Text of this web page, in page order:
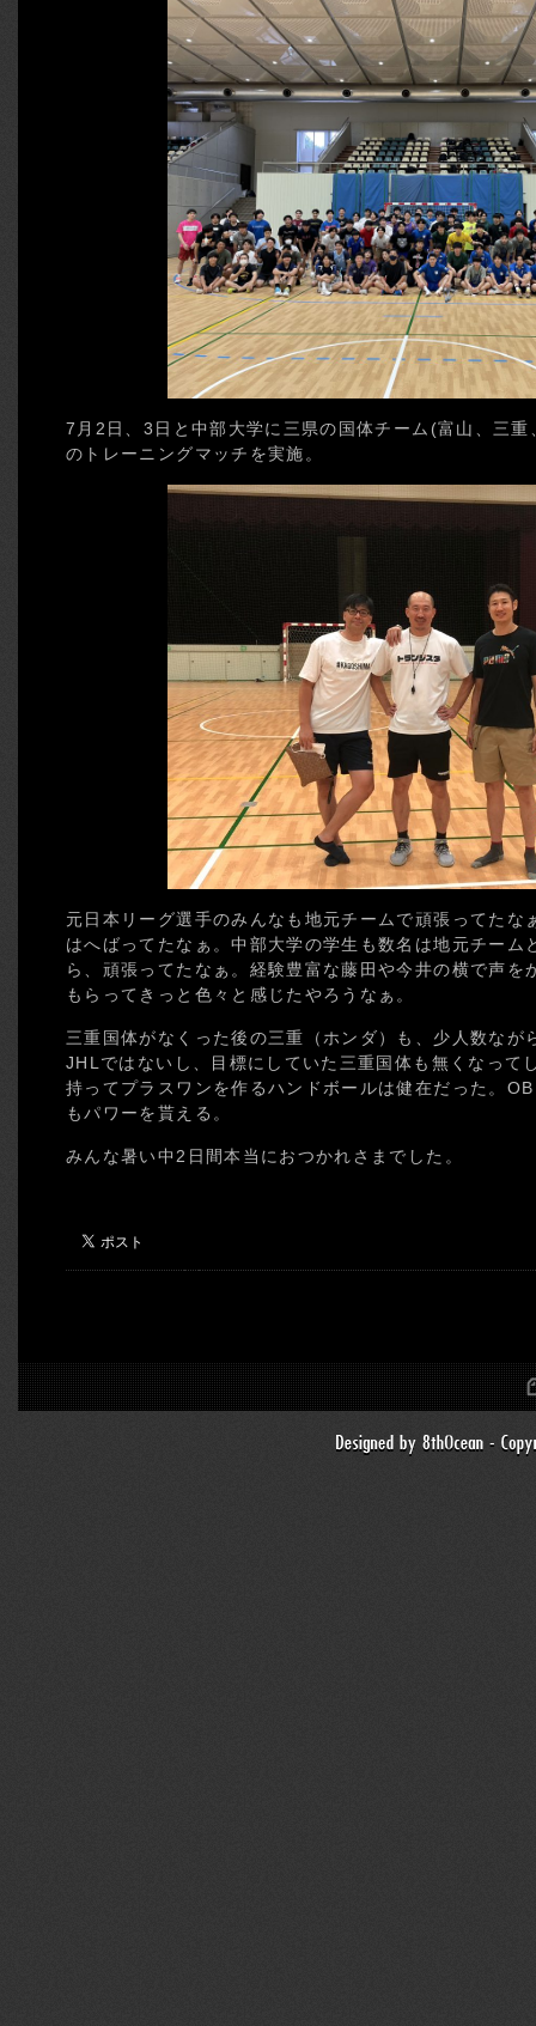
7月2日、3日と中部大学に三県の国体チーム(富山、三
のトレーニングマッチを実施。
元日本リーグ選手のみんなも地元チームで頑張ってたな
はへばってたなぁ。中部大学の学生も数名は地元チーム
ら、頑張ってたなぁ。経験豊富な藤田や今井の横で声を
もらってきっと色々と感じたやろうなぁ。
三重国体がなくった後の三重（ホンダ）も、少人数なが
JHLではないし、目標にしていた三重国体も無くなって
持ってプラスワンを作るハンドボールは健在だった。
もパワーを貰える。
みんな暑い中2日間本当におつかれさまでした。